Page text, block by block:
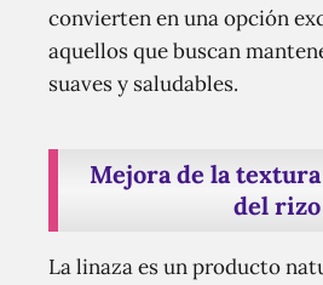
convierten en una opción
aquellos que buscan
suaves y saludables.
Mejora de la
del rizo
La linaza es un producto